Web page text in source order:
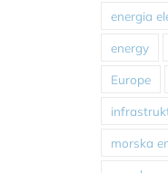
energia
energy
Europe
morska